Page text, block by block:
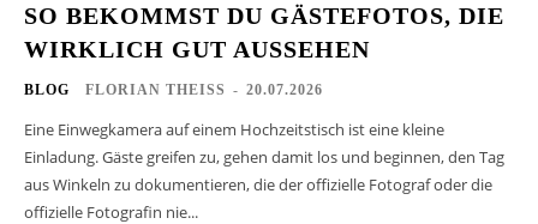
SO BEKOMMST DU GÄSTEFOTOS, DIE
WIRKLICH GUT AUSSEHEN
BLOG FLORIAN THEISS - 20.07.2026
Eine Einwegkamera auf einem Hochzeitstisch ist eine kleine
Einladung. Gäste greifen zu, gehen damit los und beginnen, den Tag
aus Winkeln zu dokumentieren, die der offizielle Fotograf oder die
offizielle Fotografin nie...